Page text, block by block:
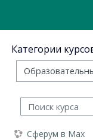
Категории
Поиск курса
Сферум в Max